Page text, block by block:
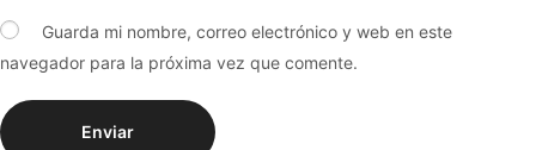
Guarda mi nombre, correo electrónico y web en este
navegador para la próxima vez que comente.